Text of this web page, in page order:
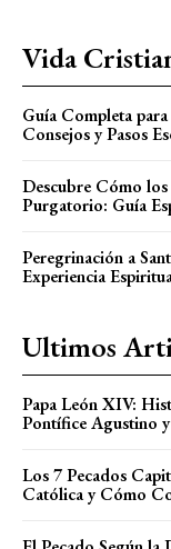
Vida
Guía Completa
Consejos y Pasos
Descubre Cómo los
Purgatorio: Guía
Peregrinación a
Experiencia
Ultimos
Papa León XIV:
Pontífice Agustino
Los 7 Pecados
Católica y Cómo